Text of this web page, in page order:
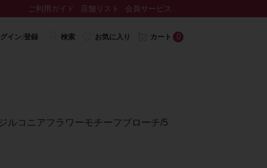
ご利用ガイド 店舗リスト 会員サービス
イン/登録 検索 お気に入り カート 0
ルコニアフラワーモチーフブローチ/5